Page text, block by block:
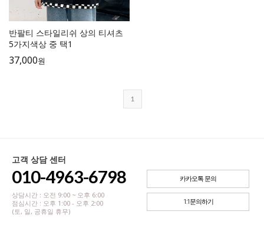
반팔티 스타일리쉬 상의 티셔츠
5가지색상 중 택1
37,000원
1
고객 상담 센터
010-4963-6798
상담시간 : 오전 9:00 ~ 오후 6:00
점심시간 : 오후 1:00 - 오후 2:00
(토, 일, 공휴일 휴무)
카카오톡 문의
1:1문의하기